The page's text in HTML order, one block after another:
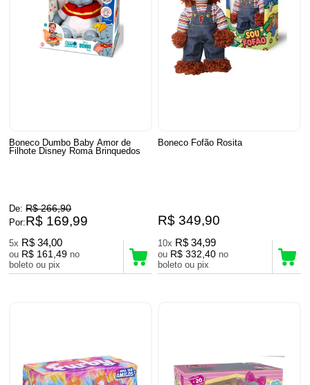
Boneco Dumbo Baby Amor de
Filhote Disney Roma Brinquedos
De: R$ 266,90
Por:R$ 169,99
5x R$ 34,00
ou R$ 161,49 no
boleto ou pix
Boneco Fofão Rosita
R$ 349,90
10x R$ 34,99
ou R$ 332,40 no
boleto ou pix